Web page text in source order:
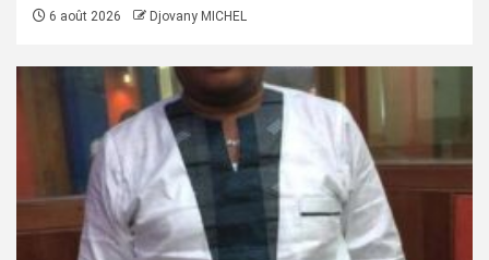
6 août 2026 Djovany MICHEL